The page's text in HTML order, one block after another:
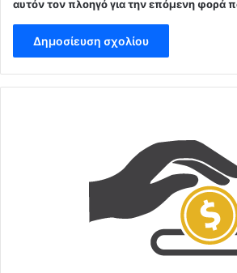
αυτόν τον πλοηγό για την επόμενη φορά